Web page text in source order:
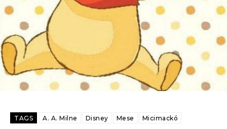
TAGS A. A. Milne Disney Mese Micimackó